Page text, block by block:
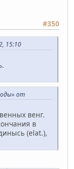
#350
15:10
от
венг.
в
(elat.),